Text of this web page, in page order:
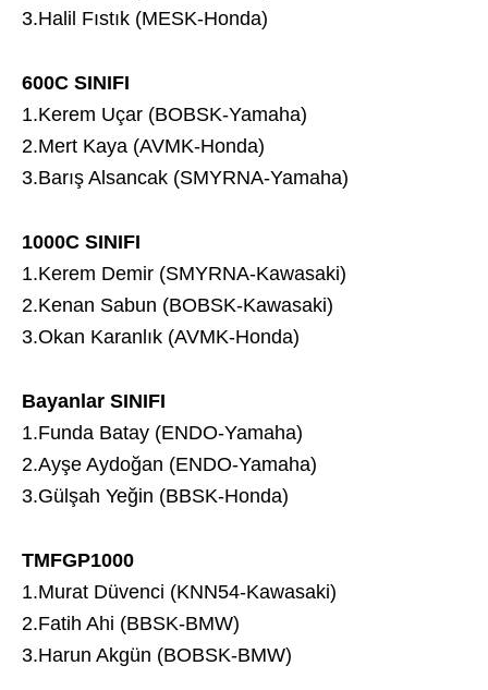
3.Halil Fıstık (MESK-Honda)
600C SINIFI
1.Kerem Uçar (BOBSK-Yamaha)
2.Mert Kaya (AVMK-Honda)
3.Barış Alsancak (SMYRNA-Yamaha)
1000C SINIFI
1.Kerem Demir (SMYRNA-Kawasaki)
2.Kenan Sabun (BOBSK-Kawasaki)
3.Okan Karanlık (AVMK-Honda)
Bayanlar SINIFI
1.Funda Batay (ENDO-Yamaha)
2.Ayşe Aydoğan (ENDO-Yamaha)
3.Gülşah Yeğin (BBSK-Honda)
TMFGP1000
1.Murat Düvenci (KNN54-Kawasaki)
2.Fatih Ahi (BBSK-BMW)
3.Harun Akgün (BOBSK-BMW)